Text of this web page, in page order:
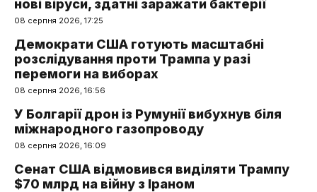
нові віруси, здатні заражати бактерії
08 серпня 2026, 17:25
Демократи США готують масштабні
розслідування проти Трампа у разі
перемоги на виборах
08 серпня 2026, 16:56
У Болгарії дрон із Румунії вибухнув біля
міжнародного газопроводу
08 серпня 2026, 16:09
Сенат США відмовився виділяти Трампу
$70 млрд на війну з Іраном